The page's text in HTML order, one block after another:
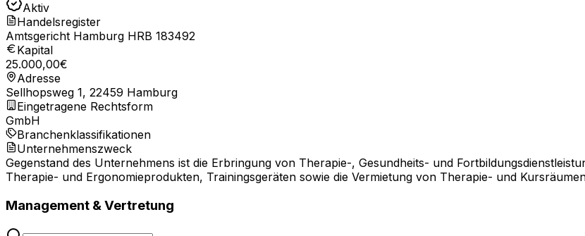
Aktiv
Handelsregister
Amtsgericht Hamburg HRB 183492
Kapital
25.000,00€
Adresse
Sellhopsweg 1, 22459 Hamburg
Eingetragene Rechtsform
GmbH
Branchenklassifikationen
Unternehmenszweck
Gegenstand des Unternehmens ist die Erbringung von Therapie-, Gesundheits- und
Therapie- und Ergonomieprodukten, Trainingsgeräten sowie die Vermietung von Therapie- und
Management & Vertretung